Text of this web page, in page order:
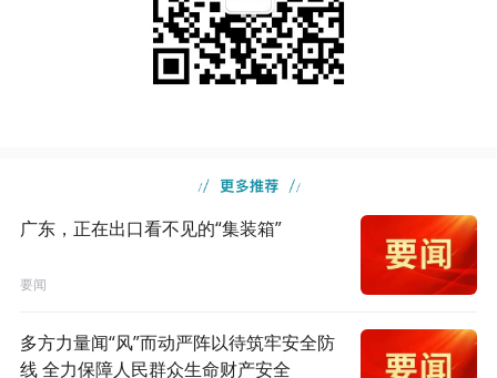
广东，正在出口看不见的“集装箱”
要闻
多方力量闻“风”而动严阵以待筑牢安全防
线 全力保障人民群众生命财产安全